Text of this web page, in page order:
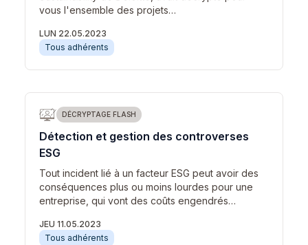
vous l'ensemble des projets…
LUN 22.05.2023
Tous adhérents
DÉCRYPTAGE FLASH
Détection et gestion des controverses
ESG
Tout incident lié à un facteur ESG peut avoir des
conséquences plus ou moins lourdes pour une
entreprise, qui vont des coûts engendrés…
JEU 11.05.2023
Tous adhérents